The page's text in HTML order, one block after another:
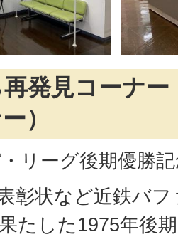
発見コーナ
）
・リーグ後期優勝
彰状など近鉄バ
たした1975年後